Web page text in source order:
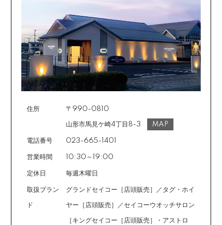
返品の詳細はこちら
カード不要の分割払い 【無金利で最大
60回分割】
《ショッピングクレジット》
ご注文受付メールにあわせて、お手続き用のURLをEメ
ールまたはショートメールにてお送りいたします。必要
事項をご入力の上、お手続きをお願いいたします。分割
回数は基本的に10～60回の中からお選びいただきま
場合によっては2～6回も可能ですのでご希望のお客様は
ご注文時に備考欄でお知らせください。※ショッピングク
住所 〒990-0810
山形市馬見ケ崎4丁目8-3 MAP
電話番号 023-665-1401
営業時間 10:30～19:00
定休日 毎週木曜日
取扱ブラン
ド
グランドセイコー［店頭販売］／タグ・ホイ
ヤー［店頭販売］／セイコーウオッチサロン
［キングセイコー［店頭販売］・アストロ